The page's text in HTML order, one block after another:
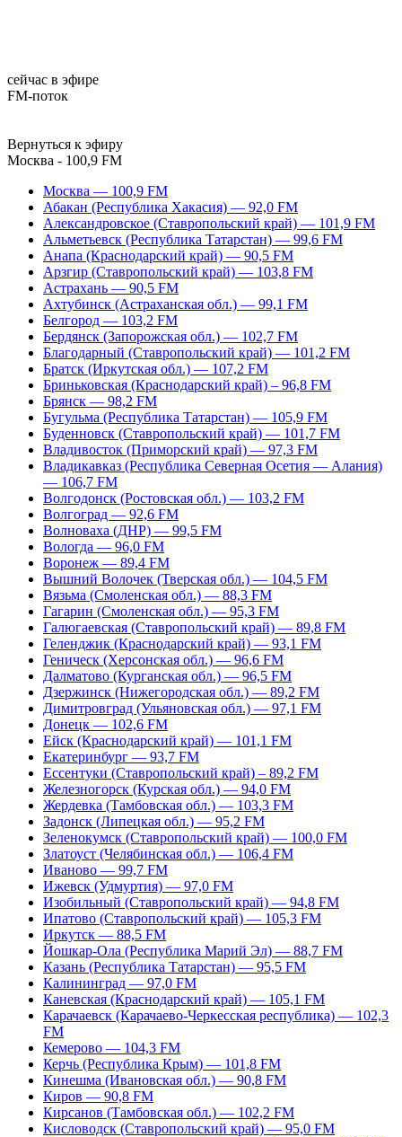
сейчас в эфире
FM-поток
Вернуться к эфиру
Москва - 100,9 FM
Москва — 100,9 FM
Абакан (Республика Хакасия) — 92,0 FM
Александровское (Ставропольский край) — 101,9 FM
Альметьевск (Республика Татарстан) — 99,6 FM
Анапа (Краснодарский край) — 90,5 FM
Арзгир (Ставропольский край) — 103,8 FM
Астрахань — 90,5 FM
Ахтубинск (Астраханская обл.) — 99,1 FM
Белгород — 103,2 FM
Бердянск (Запорожская обл.) — 102,7 FM
Благодарный (Ставропольский край) — 101,2 FM
Братск (Иркутская обл.) — 107,2 FM
Бриньковская (Краснодарский край) – 96,8 FM
Брянск — 98,2 FM
Бугульма (Республика Татарстан) — 105,9 FM
Буденновск (Ставропольский край) — 101,7 FM
Владивосток (Приморский край) — 97,3 FM
Владикавказ (Республика Северная Осетия — Алания)
— 106,7 FM
Волгодонск (Ростовская обл.) — 103,2 FM
Волгоград — 92,6 FM
Волноваха (ДНР) — 99,5 FM
Вологда — 96,0 FM
Воронеж — 89,4 FM
Вышний Волочек (Тверская обл.) — 104,5 FM
Вязьма (Смоленская обл.) — 88,3 FM
Гагарин (Смоленская обл.) — 95,3 FM
Галюгаевская (Ставропольский край) — 89,8 FM
Геленджик (Краснодарский край) — 93,1 FM
Геническ (Херсонская обл.) — 96,6 FM
Далматово (Курганская обл.) — 96,5 FM
Дзержинск (Нижегородская обл.) — 89,2 FM
Димитровград (Ульяновская обл.) — 97,1 FM
Донецк — 102,6 FM
Ейск (Краснодарский край) — 101,1 FM
Екатеринбург — 93,7 FM
Ессентуки (Ставропольский край) – 89,2 FM
Железногорск (Курская обл.) — 94,0 FM
Жердевка (Тамбовская обл.) — 103,3 FM
Задонск (Липецкая обл.) — 95,2 FM
Зеленокумск (Ставропольский край) — 100,0 FM
Златоуст (Челябинская обл.) — 106,4 FM
Иваново — 99,7 FM
Ижевск (Удмуртия) — 97,0 FM
Изобильный (Ставропольский край) — 94,8 FM
Ипатово (Ставропольский край) — 105,3 FM
Иркутск — 88,5 FM
Йошкар-Ола (Республика Марий Эл) — 88,7 FM
Казань (Республика Татарстан) — 95,5 FM
Калининград — 97,0 FM
Каневская (Краснодарский край) — 105,1 FM
Карачаевск (Карачаево-Черкесская республика) — 102,3
FM
Кемерово — 104,3 FM
Керчь (Республика Крым) — 101,8 FM
Кинешма (Ивановская обл.) — 90,8 FM
Киров — 90,8 FM
Кирсанов (Тамбовская обл.) — 102,2 FM
Кисловодск (Ставропольский край) — 95,0 FM